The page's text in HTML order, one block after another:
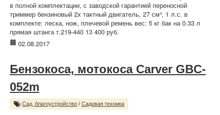
в полной комплектации, с заводской гарантией переносной
триммер бензиновый 2х тактный двигатель, 27 см³, 1 л.с. в
комплекте: леска, нож, плечевой ремень вес: 5 кг бак на 0.33 л
прямая штанга т.219-440 13 400 руб.
02.08.2017
Бензокоса, мотокоса Carver GBC-
052m
Сад, благоустройство / Садовая техника